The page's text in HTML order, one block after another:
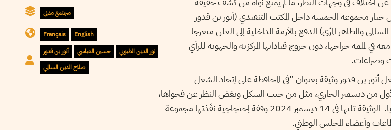
مجتمع مدني
Français
English
أنور بن قدور
حسين العباسي
نور الدين الطبوبي
صلاح الدين السالمي
خيار مجموعة الخمسة داخل المكتب التنفيذي (أنور بن قدور
والطاهر المزّي) الدفع بالأزمة الداخلية إلى العلن منعرجا
لملمة جراحها، دون خروج قياداتها المركزية والجهوية للرأي
وصراعات.
أنور بن قدور وثيقة بعنوان ”في المحافظة على إتحاد الشغل
من ديسمبر الجاري، مثل من حيث الشكل وبغض النظر عن فحواها،
مؤشرا عن شبه استحالة رأب الصدع داخليا. الوثيقة تلتها في 14 ديسمبر 2024 وقفة إحتجاجية نفّذتها مجموعة
وأعضاء المجلس الوطني.